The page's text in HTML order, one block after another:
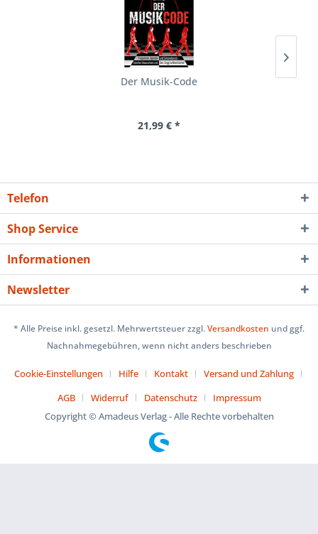
Der Musik-Code
21,99 € *
Telefon
Shop Service
Informationen
Newsletter
* Alle Preise inkl. gesetzl. Mehrwertsteuer zzgl.Versandkosten und ggf.
Nachnahmegebühren, wenn nicht anders beschrieben
Cookie-Einstellungen Hilfe Kontakt
Versand und Zahlung
AGB
Widerruf Datenschutz
Impressum
Copyright © Amadeus Verlag - Alle Rechte vorbehalten